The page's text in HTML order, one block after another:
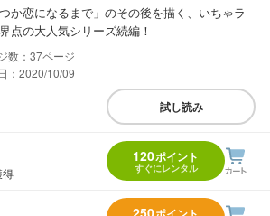
つか恋になるまで」のその後を描く、いちゃラ
点の大人気シリーズ続編！
37
：2020/10/09
試し読み
得
120ポイント
すぐにレンタル